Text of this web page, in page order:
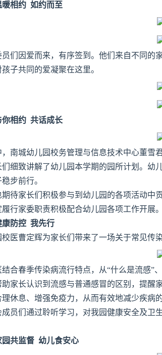
暖相约 如约而至
员们因爱而来，有序签到。他们来自不同的
子共同的爱凝聚在这里。
你相约 共话成长
，南城幼儿园校务管理与信息技术中心董雪
们细致讲解了幼儿园本学期的园所计划。幼
步前行。
期待家长们积极参与到幼儿园的各项活动中
行家委职责积极配合幼儿园各项工作开展。
康防控 我先行
校医曹定辉为家长们带来了一场关于常见传
结合春季传染病流行特点，从“什么是流感”
助家长认识到流感与普通感冒的区别，提醒
休息、增强免疫力，从而有效地减少疾病
成员们通过聆听学习，对我园健康安全及卫
园共监督 幼儿食安心